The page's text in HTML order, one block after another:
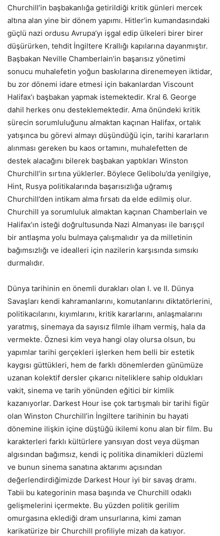
Churchill’in başbakanlığa getirildiği kritik günleri mercek
altına alan yine bir dönem yapımı. Hitler’in kumandasındaki
güçlü nazi ordusu Avrupa’yı işgal edip ülkeleri birer birer
düşürürken, tehdit İngiltere Krallığı kapılarına dayanmıştır.
Başbakan Neville Chamberlain’in başarısız yönetimi
sonucu muhalefetin yoğun baskılarına direnemeyen iktidar,
bu zor dönemi idare etmesi için bakanlardan Viscount
Halifax’ı başbakan yapmak istemektedir. Kral 6. George
dahil herkes onu desteklemektedir. Ama önündeki kritik
sürecin sorumluluğunu almaktan kaçınan Halifax, ortalık
yatışınca bu görevi almayı düşündüğü için, tarihi kararların
alınması gereken bu kaos ortamını, muhalefetten de
destek alacağını bilerek başbakan yaptıkları Winston
Churchill’in sırtına yüklerler. Böylece Gelibolu’da yenilgiye,
Hint, Rusya politikalarında başarısızlığa uğramış
Churchill’den intikam alma fırsatı da elde edilmiş olur.
Churchill ya sorumluluk almaktan kaçınan Chamberlain ve
Halifax’ın isteği doğrultusunda Nazi Almanyası ile barışçıl
bir antlaşma yolu bulmaya çalışmalıdır ya da milletinin
bağımsızlığı ve idealleri için nazilerin karşısında sımsıkı
durmalıdır.
Dünya tarihinin en önemli durakları olan I. ve II. Dünya
Savaşları kendi kahramanlarını, komutanlarını diktatörlerini,
politikacılarını, kıyımlarını, kritik kararlarını, anlaşmalarını
yaratmış, sinemaya da sayısız filmle ilham vermiş, hala da
vermekte. Öznesi kim veya hangi olay olursa olsun, bu
yapımlar tarihi gerçekleri işlerken hem belli bir estetik
kaygısı güttükleri, hem de farklı dönemlerden günümüze
uzanan kolektif dersler çıkarıcı niteliklere sahip oldukları
vakit, sinema ve tarih yönünden eğitici bir kimlik
kazanıyorlar. Darkest Hour ise çok tartışmalı bir tarihi figür
olan Winston Churchill’in İngiltere tarihinin bu hayati
dönemine ilişkin içine düştüğü ikilemi konu alan bir film. Bu
karakterleri farklı kültürlere yansıyan dost veya düşman
algısından bağımsız, kendi iç politika dinamikleri düzlemi
ve bunun sinema sanatına aktarımı açısından
değerlendirdiğimizde Darkest Hour iyi bir savaş dramı.
Tabii bu kategorinin masa başında ve Churchill odaklı
gelişmelerini içermekte. Bu yüzden politik gerilim
omurgasına eklediği dram unsurlarına, kimi zaman
karikatürize bir Churchill profiliyle mizah da katıyor.